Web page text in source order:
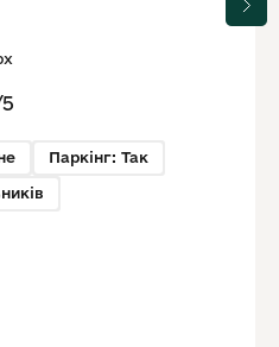
Паркінг: Так